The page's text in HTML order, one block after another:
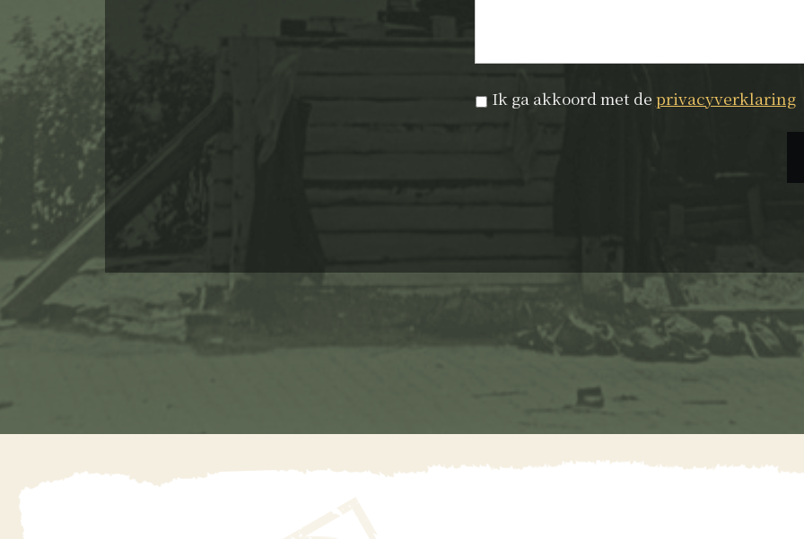
Privacyverklaring *
Ik ga akkoord met de privacyverklaring